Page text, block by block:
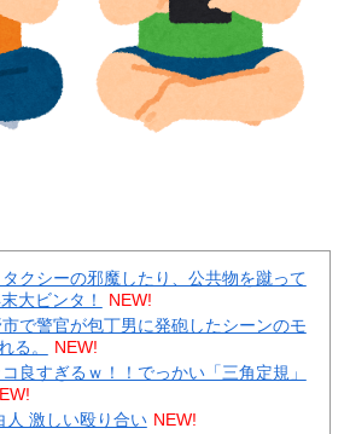
タクシーの邪魔したり、公共物を蹴って
大ビンタ！
NEW!
市で警官が包丁男に発砲したシーンのモ
る。
NEW!
良すぎるｗ！！でっかい「三角定規」
人 激しい殴り合い NEW!